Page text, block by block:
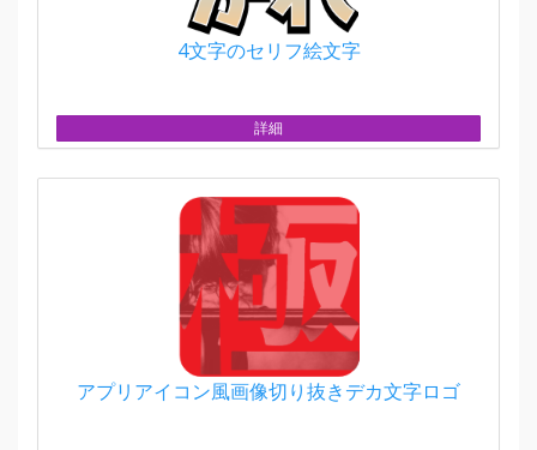
4文字のセリフ絵文字
詳細
アプリアイコン風画像切り抜きデカ文字ロゴ